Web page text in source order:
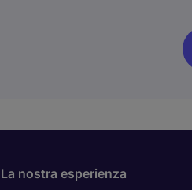
La nostra esperienza